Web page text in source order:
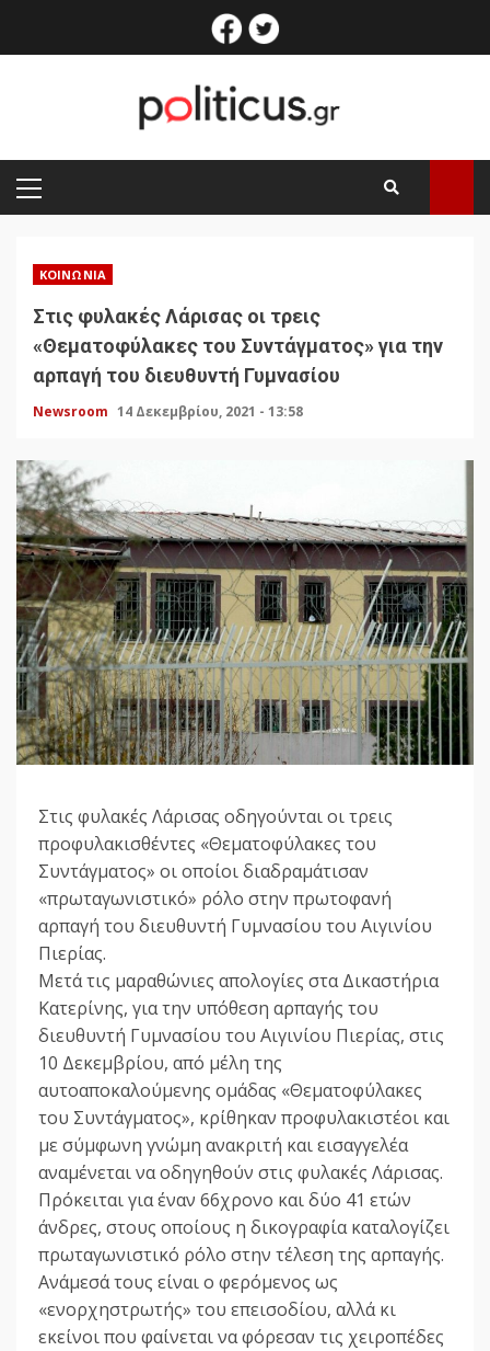
facebook
PRIMARY
MENU
ΚΟΙΝΩΝΊΑ
Στις φυλακές Λάρισας οι τρεις
«Θεματοφύλακες του Συντάγματος» για την
αρπαγή του διευθυντή Γυμνασίου
Newsroom 14 Δεκεμβρίου, 2021 - 13:58
Στις φυλακές Λάρισας οδηγούνται οι τρεις
προφυλακισθέντες «Θεματοφύλακες του
Συντάγματος» οι οποίοι διαδραμάτισαν
«πρωταγωνιστικό» ρόλο στην πρωτοφανή
αρπαγή του διευθυντή Γυμνασίου του Αιγινίου
Πιερίας.
Μετά τις μαραθώνιες απολογίες στα Δικαστήρια
Κατερίνης, για την υπόθεση αρπαγής του
διευθυντή Γυμνασίου του Αιγινίου Πιερίας, στις
10 Δεκεμβρίου, από μέλη της
αυτοαποκαλούμενης ομάδας «Θεματοφύλακες
του Συντάγματος», κρίθηκαν προφυλακιστέοι και
με σύμφωνη γνώμη ανακριτή και εισαγγελέα
αναμένεται να οδηγηθούν στις φυλακές Λάρισας.
Πρόκειται για έναν 66χρονο και δύο 41 ετών
άνδρες, στους οποίους η δικογραφία καταλογίζει
πρωταγωνιστικό ρόλο στην τέλεση της αρπαγής.
Ανάμεσά τους είναι ο φερόμενος ως
«ενορχηστρωτής» του επεισοδίου, αλλά κι
εκείνοι που φαίνεται να φόρεσαν τις χειροπέδες